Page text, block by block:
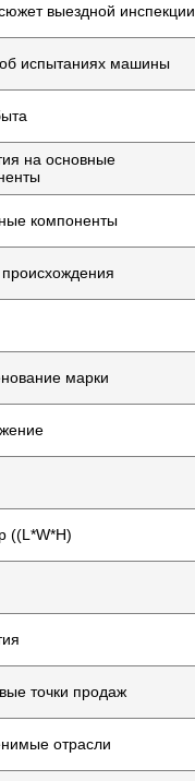
выездной инспекции
испытаниях машины
на основные
компоненты
марки
((L*W*H)
точки продаж
отрасли